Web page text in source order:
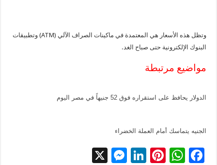
وتظل هذه الأسعار هي المعتمدة في ماكينات الصراف الآلي (ATM) وتطبيقات
البنوك الإلكترونية حتى صباح الغد.
مواضيع مرتبطة
الدولار يحافظ على استقراره فوق 52 جنيهاً في مصر اليوم
الجنيه يتماسك أمام العملة الخضراء
F
W
Pi
Li
M